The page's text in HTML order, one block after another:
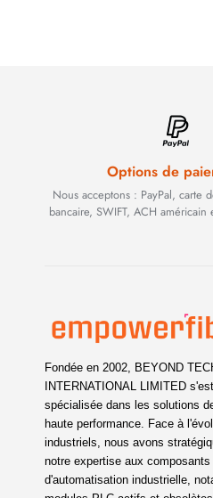
Options de
Nous acceptons : PayPal, carte
bancaire, SWIFT, ACH américain
Fondée en 2002, BEYOND
INTERNATIONAL LIMITED
spécialisée dans les solutions
haute performance. Face à
industriels, nous avons
notre expertise aux composants
d'automatisation industrielle,